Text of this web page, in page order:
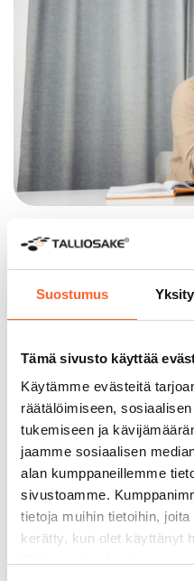
Suostumus
Tämä sivusto käyttää
Käytämme evästeitä
räätälöimiseen,
tukemiseen ja
jaamme sosiaalisen
alan kumppaneillemme
sivustoamme.
tietoja muihin tietoihin,
kerätty, kun olet käyttänyt
SIJOITTAJALLE
Vakaata
tyypillinen
pääoman tuotto jopa yli
tilat ovat sijoittajalle
on edullista.
täysin ammattimaiselle
vuokrauspalvelullemme.
Lue lisää Talliosake-